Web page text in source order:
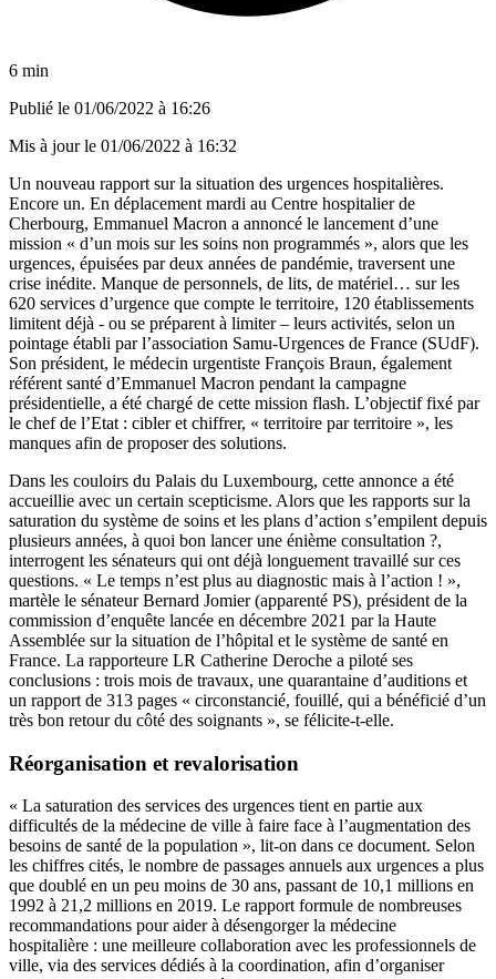
6 min
Publié le 01/06/2022 à 16:26
Mis à jour le 01/06/2022 à 16:32
Un nouveau rapport sur la situation des urgences hospitalières.
Encore un. En déplacement mardi au Centre hospitalier de
Cherbourg, Emmanuel Macron a annoncé le lancement d’une
mission « d’un mois sur les soins non programmés », alors que les
urgences, épuisées par deux années de pandémie, traversent une
crise inédite. Manque de personnels, de lits, de matériel… sur les
620 services d’urgence que compte le territoire, 120 établissements
limitent déjà - ou se préparent à limiter – leurs activités, selon un
pointage établi par l’association Samu-Urgences de France (SUdF).
Son président, le médecin urgentiste François Braun, également
référent santé d’Emmanuel Macron pendant la campagne
présidentielle, a été chargé de cette mission flash. L’objectif fixé par
le chef de l’Etat : cibler et chiffrer, « territoire par territoire », les
manques afin de proposer des solutions.
Dans les couloirs du Palais du Luxembourg, cette annonce a été
accueillie avec un certain scepticisme. Alors que les rapports sur la
saturation du système de soins et les plans d’action s’empilent depuis
plusieurs années, à quoi bon lancer une énième consultation ?,
interrogent les sénateurs qui ont déjà longuement travaillé sur ces
questions. « Le temps n’est plus au diagnostic mais à l’action ! »,
martèle le sénateur Bernard Jomier (apparenté PS), président de la
commission d’enquête lancée en décembre 2021 par la Haute
Assemblée sur la situation de l’hôpital et le système de santé en
France. La rapporteure LR Catherine Deroche a piloté ses
conclusions : trois mois de travaux, une quarantaine d’auditions et
un rapport de 313 pages « circonstancié, fouillé, qui a bénéficié d’un
très bon retour du côté des soignants », se félicite-t-elle.
Réorganisation et revalorisation
« La saturation des services des urgences tient en partie aux
difficultés de la médecine de ville à faire face à l’augmentation des
besoins de santé de la population », lit-on dans ce document. Selon
les chiffres cités, le nombre de passages annuels aux urgences a plus
que doublé en un peu moins de 30 ans, passant de 10,1 millions en
1992 à 21,2 millions en 2019. Le rapport formule de nombreuses
recommandations pour aider à désengorger la médecine
hospitalière : une meilleure collaboration avec les professionnels de
ville, via des services dédiés à la coordination, afin d’organiser